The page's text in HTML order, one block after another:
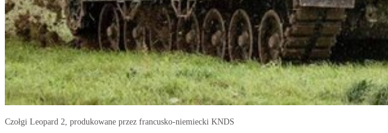
Czołgi Leopard 2, produkowane przez francusko-niemiecki KNDS